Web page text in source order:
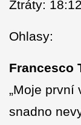
Ztráty:
Ohlasy:
Francesco
„Moje první
snadno